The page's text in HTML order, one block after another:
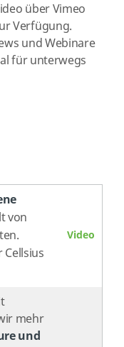
über Vimeo
Verfügung.
und Webinare
für unterwegs
von
Cellsius
Video
mehr
und